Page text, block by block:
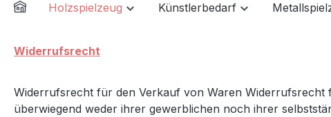
Holzspielzeug Künstlerbedarf
Widerrufsrecht
Widerrufsrecht für den Verkauf von Waren Widerrufsrecht
überwiegend weder ihrer gewerblichen noch ihrer